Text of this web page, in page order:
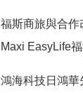
福斯商旅與合
Maxi EasyLife
鴻海科技日鴻華